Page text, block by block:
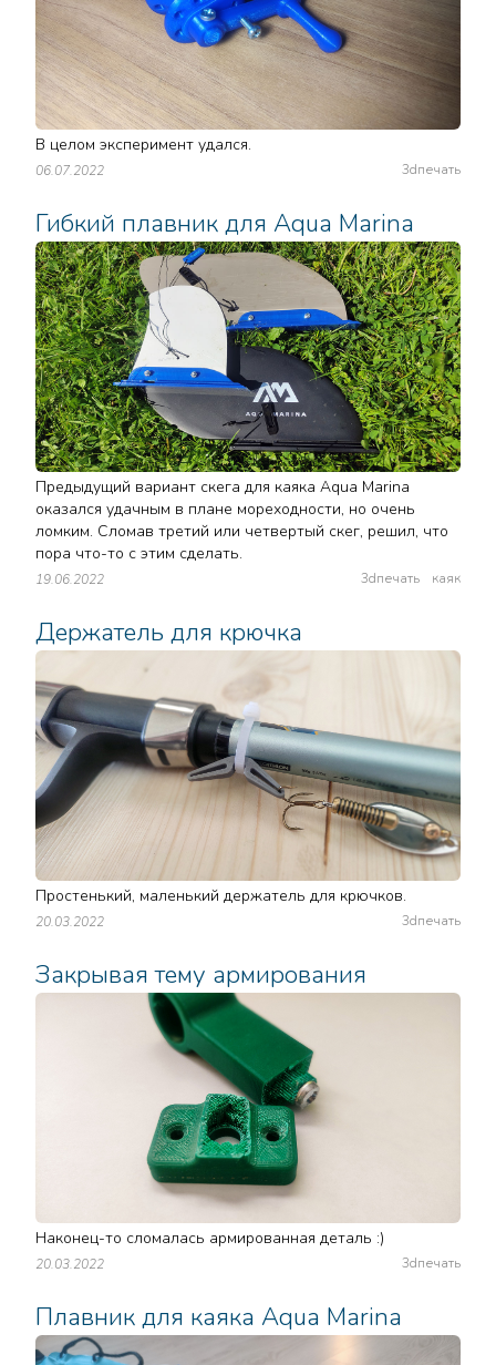
В целом эксперимент удался.
06.07.2022 3dпечать
Гибкий плавник для Aqua Marina
Предыдущий вариант скега для каяка Aqua Marina
оказался удачным в плане мореходности, но очень
ломким. Сломав третий или четвертый скег, решил, что
пора что-то с этим сделать.
19.06.2022 3dпечать каяк
Держатель для крючка
Простенький, маленький держатель для крючков.
20.03.2022 3dпечать
Закрывая тему армирования
Наконец-то сломалась армированная деталь :)
20.03.2022 3dпечать
Плавник для каяка Aqua Marina